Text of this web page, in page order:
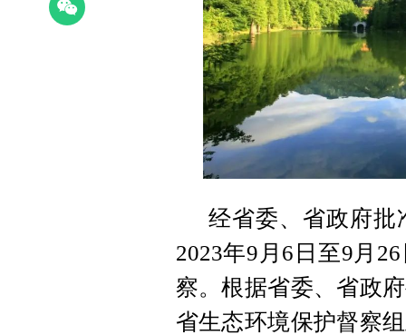
经省委、省政府批
2023年9月6日至9月
察。根据省委、省政
省生态环境保护督察